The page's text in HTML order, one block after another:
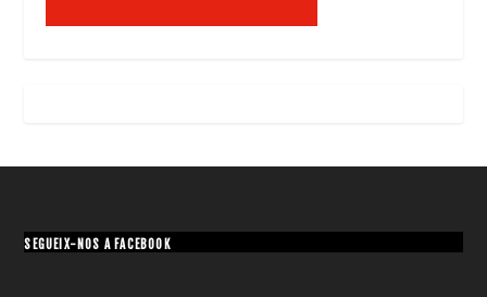
SEGUEIX-NOS A FACEBOOK